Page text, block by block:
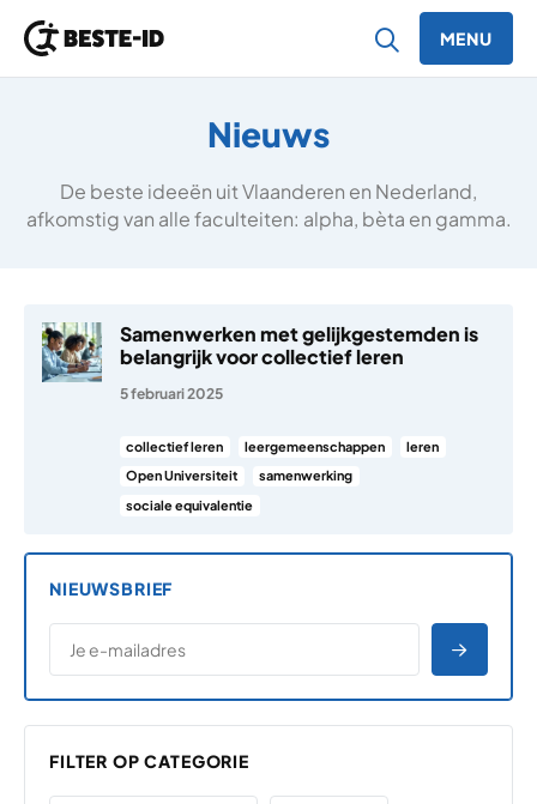
MENU
Nieuws
De beste ideeën uit Vlaanderen en Nederland,
afkomstig van alle faculteiten: alpha, bèta en gamma.
Samenwerken met gelijkgestemden is
belangrijk voor collectief leren
5 februari 2025
collectief leren leergemeenschappen
leren
Open Universiteit
samenwerking
sociale equivalentie
NIEUWSBRIEF
E-MAILADRES
*
FILTER OP CATEGORIE